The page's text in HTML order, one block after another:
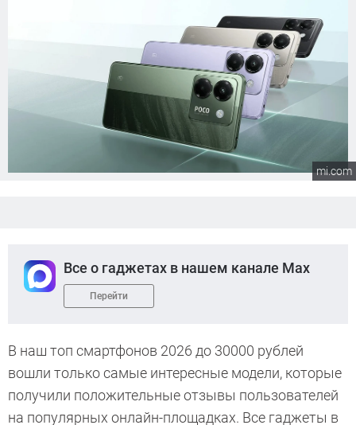
mi.com
Все о гаджетах в нашем канале Max
Перейти
В наш топ смартфонов 2026 до 30000 рублей
вошли только самые интересные модели, которые
получили положительные отзывы пользователей
на популярных онлайн-площадках. Все гаджеты в